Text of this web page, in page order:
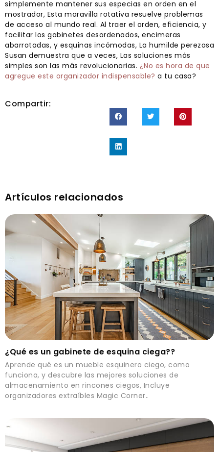
simplemente mantener sus especias en orden en el
mostrador, Esta maravilla rotativa resuelve problemas
de acceso al mundo real. Al traer el orden, eficiencia, y
facilitar los gabinetes desordenados, encimeras
abarrotadas, y esquinas incómodas, La humilde perezosa
Susan demuestra que a veces, Las soluciones más
simples son las más revolucionarias. ¿No es hora de que
agregue este organizador indispensable? a tu casa?
Compartir:
Artículos relacionados
¿Qué es un gabinete de esquina ciega??
Aprende qué es un mueble esquinero ciego, como
funciona, y descubre las mejores soluciones de
almacenamiento en rincones ciegos, Incluye
organizadores extraíbles Magic Corner..